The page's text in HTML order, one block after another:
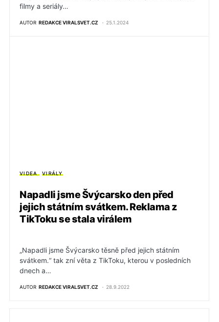
filmy a seriály…
AUTOR REDAKCE VIRALSVET.CZ 25.1.2024
VIDEA VIRÁLY
Napadli jsme Švýcarsko den před
jejich státním svátkem. Reklama z
TikToku se stala virálem
„Napadli jsme Švýcarsko těsně před jejich státním
svátkem.“ tak zní věta z TikToku, kterou v posledních
dnech a…
AUTOR REDAKCE VIRALSVET.CZ 28.9.2022